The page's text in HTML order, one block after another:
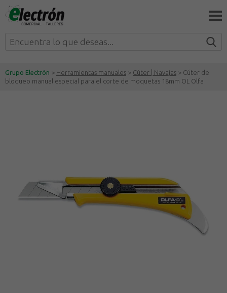
Grupo Electrón > Herramientas manuales > Cúter | Navajas > Cúter de
bloqueo manual especial para el corte de moquetas 18mm OL Olfa